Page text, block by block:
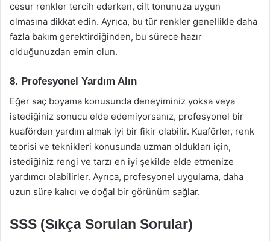
cesur renkler tercih ederken, cilt tonunuza uygun
olmasına dikkat edin. Ayrıca, bu tür renkler genellikle daha
fazla bakım gerektirdiğinden, bu sürece hazır
olduğunuzdan emin olun.
8. Profesyonel Yardım Alın
Eğer saç boyama konusunda deneyiminiz yoksa veya
istediğiniz sonucu elde edemiyorsanız, profesyonel bir
kuaförden yardım almak iyi bir fikir olabilir. Kuaförler, renk
teorisi ve teknikleri konusunda uzman oldukları için,
istediğiniz rengi ve tarzı en iyi şekilde elde etmenize
yardımcı olabilirler. Ayrıca, profesyonel uygulama, daha
uzun süre kalıcı ve doğal bir görünüm sağlar.
SSS (Sıkça Sorulan Sorular)